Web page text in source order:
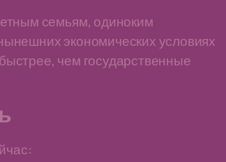
семьям, одиноким
экономических условиях
чем государственные